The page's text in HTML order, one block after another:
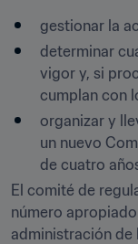
gestionar la
determinar
vigor y, si
cumplan con
organizar y
un nuevo
de cuatro
El comité de
número
administración de